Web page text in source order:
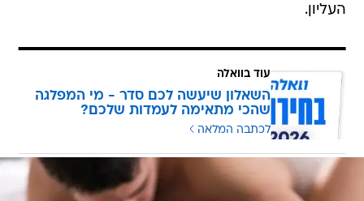
העליון.
עוד בוואלה
השאלון שיעשה לכם סדר - מי המפלגה
שהכי מתאימה לעמדות שלכם?
לכתבה המלאה